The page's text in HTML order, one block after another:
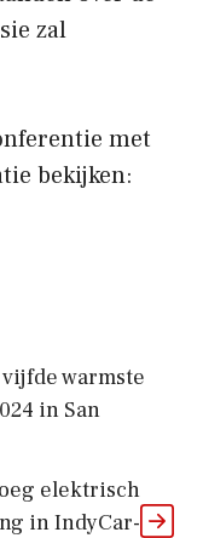
zal
met
bekijken:
warmste
in San
elektrisch
in IndyCar-